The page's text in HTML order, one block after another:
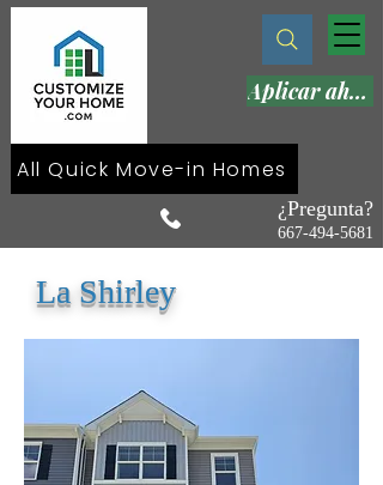
Aplicar ahora
All Quick Move-in Homes
¿Pregunta?
667-494-5681
La Shirley